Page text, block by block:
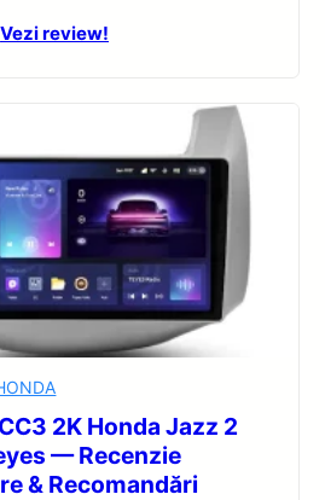
Vezi review!
2K Honda Jazz 2
— Recenzie
& Recomandări